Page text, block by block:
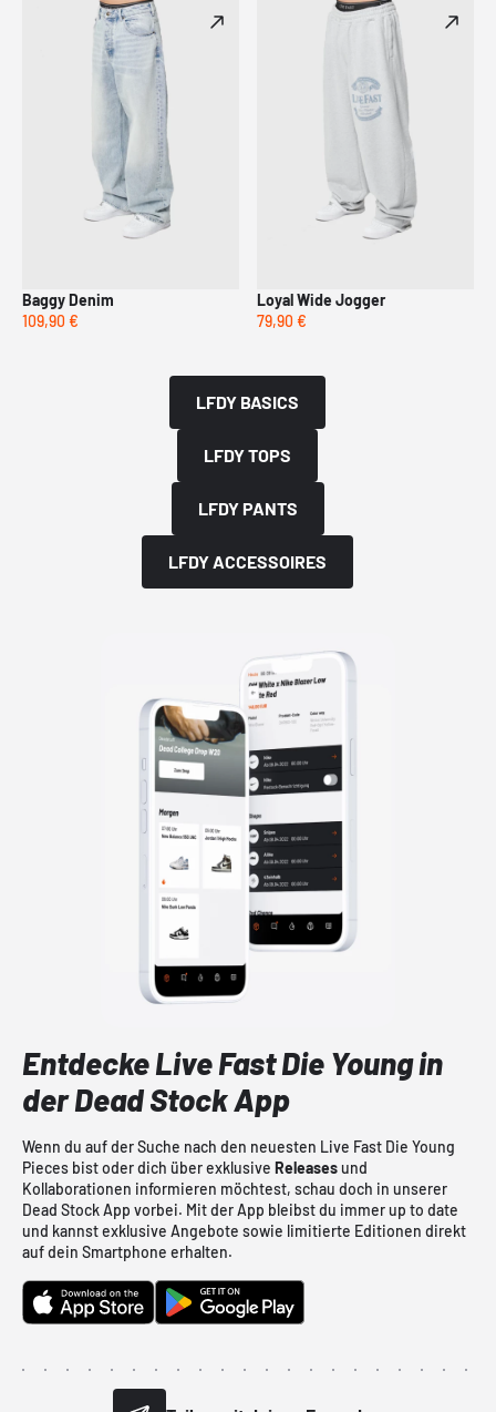
Baggy Denim
109,90 €
Loyal Wide Jogger
79,90 €
LFDY BASICS
LFDY TOPS
LFDY PANTS
LFDY ACCESSOIRES
Entdecke Live Fast Die Young in
der Dead Stock App
Wenn du auf der Suche nach den neuesten Live Fast Die Young
Pieces bist oder dich über exklusive Releasesund
Kollaborationen informieren möchtest, schau doch in unserer
Dead Stock App vorbei. Mit der App bleibst du immer up to date
und kannst exklusive Angebote sowie limitierte Editionen direkt
auf dein Smartphone erhalten.